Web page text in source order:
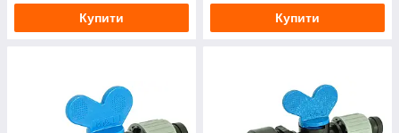
Купити Купити